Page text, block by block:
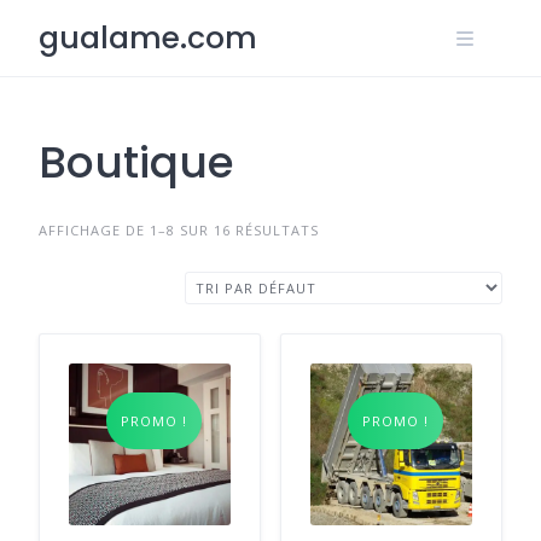
gualame.com
Boutique
AFFICHAGE DE 1–8 SUR 16 RÉSULTATS
PROMO ! PROMO !